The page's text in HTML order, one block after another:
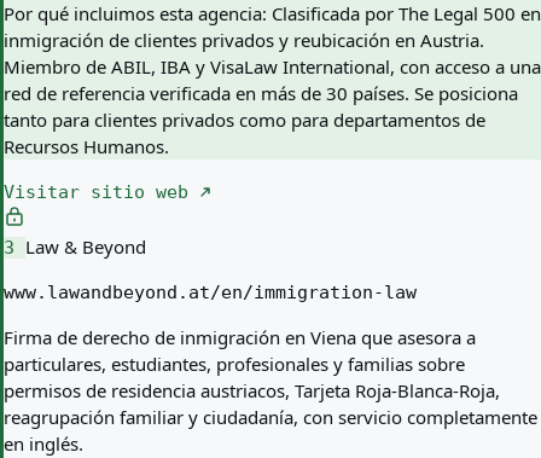
Por qué incluimos esta agencia: Clasificada por The Legal 500 en
inmigración de clientes privados y reubicación en Austria.
Miembro de ABIL, IBA y VisaLaw International, con acceso a una
red de referencia verificada en más de 30 países. Se posiciona
tanto para clientes privados como para departamentos de
Recursos Humanos.
Visitar sitio web
3 Law & Beyond
www.lawandbeyond.at/en/immigration-law
Firma de derecho de inmigración en Viena que asesora a
particulares, estudiantes, profesionales y familias sobre
permisos de residencia austriacos, Tarjeta Roja-Blanca-Roja,
reagrupación familiar y ciudadanía, con servicio completamente
en inglés.